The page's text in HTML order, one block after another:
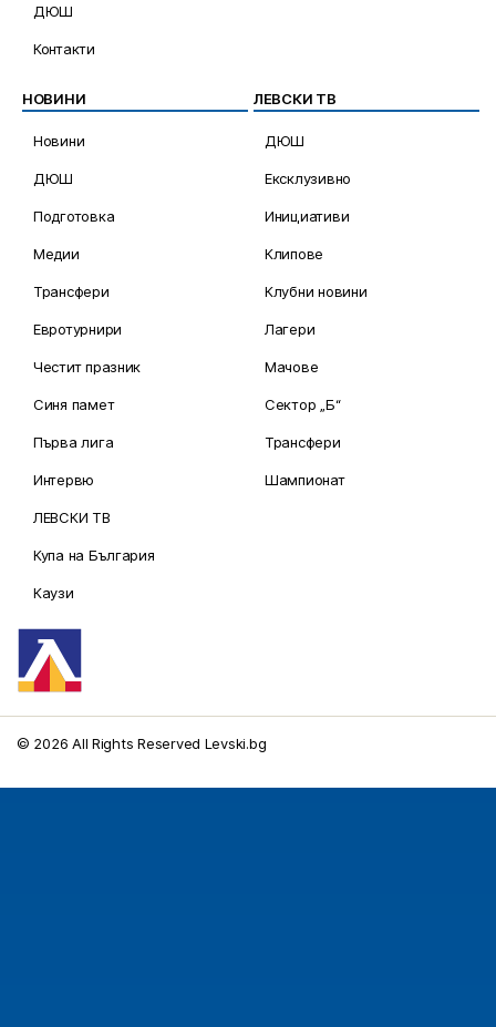
ДЮШ
Контакти
НОВИНИ
Новини
ДЮШ
Подготовка
Медии
Трансфери
Евротурнири
Честит празник
Синя памет
Първа лига
Интервю
ЛЕВСКИ ТВ
Купа на България
Каузи
ЛЕВСКИ ТВ
ДЮШ
Ексклузивно
Инициативи
Клипове
Клубни новини
Лагери
Мачове
Сектор „Б“
Трансфери
Шампионат
© 2026 All Rights Reserved Levski.bg